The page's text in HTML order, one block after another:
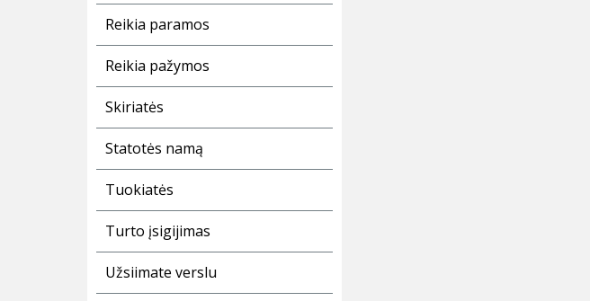
Reikia paramos
Reikia pažymos
Skiriatės
Statotės namą
Tuokiatės
Turto įsigijimas
Užsiimate verslu